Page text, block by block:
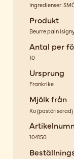
Ingredienser:
Produkt
Beurre pain
Antal per
10
Ursprung
Frankrike
Mjölk från
Ko(pastöriserad)
104150